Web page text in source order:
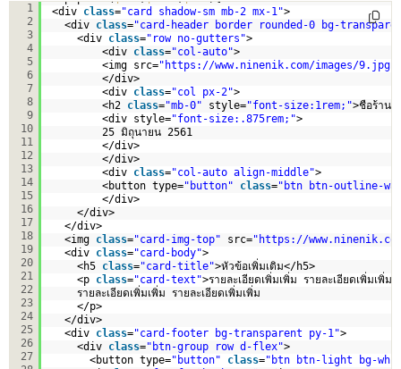
1
2
3
4
5
6
7
8
9
10
11
12
13
14
15
16
17
18
19
20
21
22
23
24
25
26
27
<div class="card shadow-sm mb-2 mx-1">
<div class="card-header border rounded-0 bg-
<div class="row no-gutters">
<div class="col-auto">
<img src=" https://www.ninenik.com/images/9.jpg
</div>
<div class="col px-2">
<h2 class="mb-0" style="font-size:1rem;">ชือร้าน
<div style="font-size:.875rem;">
25 มิถุนายน 2561
</div>
</div>
<div class="col-auto align-middle">
<button type="button" class="btn btn-outline-
</div>
</div>
</div>
<img class="card-img-top" src=" https://
<div class="card-body">
<h5 class="card-title">หัวข้อเพิ่มเติม</h5>
<p class="card-text">รายละเอียดเพิ่มเพิ่ม รายละเอียดเพิ่มเพิ่ม
รายละเอียดเพิ่มเพิ่ม รายละเอียดเพิ่มเพิ่ม
</p>
</div>
<div class="card-footer bg-transparent py-1">
<div class="btn-group row d-flex">
<button type="button" class="btn btn-light bg-